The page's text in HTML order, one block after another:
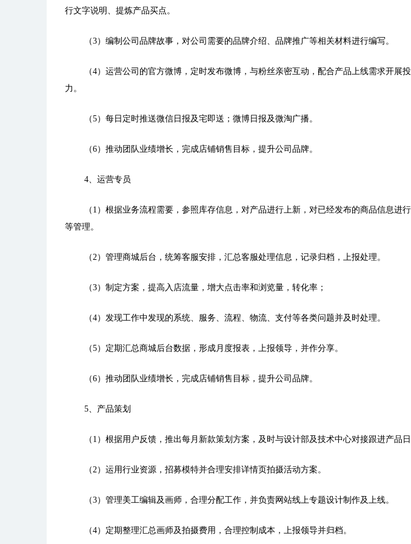
行文字说明、提炼产品买点。
（3）编制公司品牌故事，对公司需要的品牌介绍、品牌推广等相关材料进行编写。
（4）运营公司的官方微博，定时发布微博，与粉丝亲密互动，配合产品上线需求开展
力。
（5）每日定时推送微信日报及宅即送；微博日报及微淘广播。
（6）推动团队业绩增长，完成店铺销售目标，提升公司品牌。
4、运营专员
（1）根据业务流程需要，参照库存信息，对产品进行上新，对已经发布的商品信息进
等管理。
（2）管理商城后台，统筹客服安排，汇总客服处理信息，记录归档，上报处理。
（3）制定方案，提高入店流量，增大点击率和浏览量，转化率；
（4）发现工作中发现的系统、服务、流程、物流、支付等各类问题并及时处理。
（5）定期汇总商城后台数据，形成月度报表，上报领导，并作分享。
（6）推动团队业绩增长，完成店铺销售目标，提升公司品牌。
5、产品策划
（1）根据用户反馈，推出每月新款策划方案，及时与设计部及技术中心对接跟进产品
（2）运用行业资源，招募模特并合理安排详情页拍摄活动方案。
（3）管理美工编辑及画师，合理分配工作，并负责网站线上专题设计制作及上线。
（4）定期整理汇总画师及拍摄费用，合理控制成本，上报领导并归档。